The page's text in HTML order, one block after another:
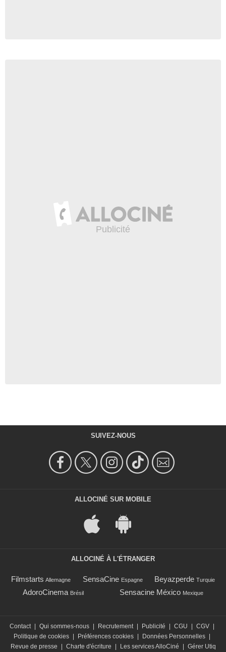
SUIVEZ-NOUS
ALLOCINÉ SUR MOBILE
ALLOCINÉ À L'ÉTRANGER
Filmstarts Allemagne SensaCine Espagne Beyazperde Turquie
AdoroCinema Brésil Sensacine México Mexique
Contact | Qui sommes-nous | Recrutement | Publicité | CGU | CGV |
Politique de cookies | Préférences cookies | Données Personnelles |
Revue de presse
| Charte d'écriture | Les services AlloCiné | Gérer Utiq